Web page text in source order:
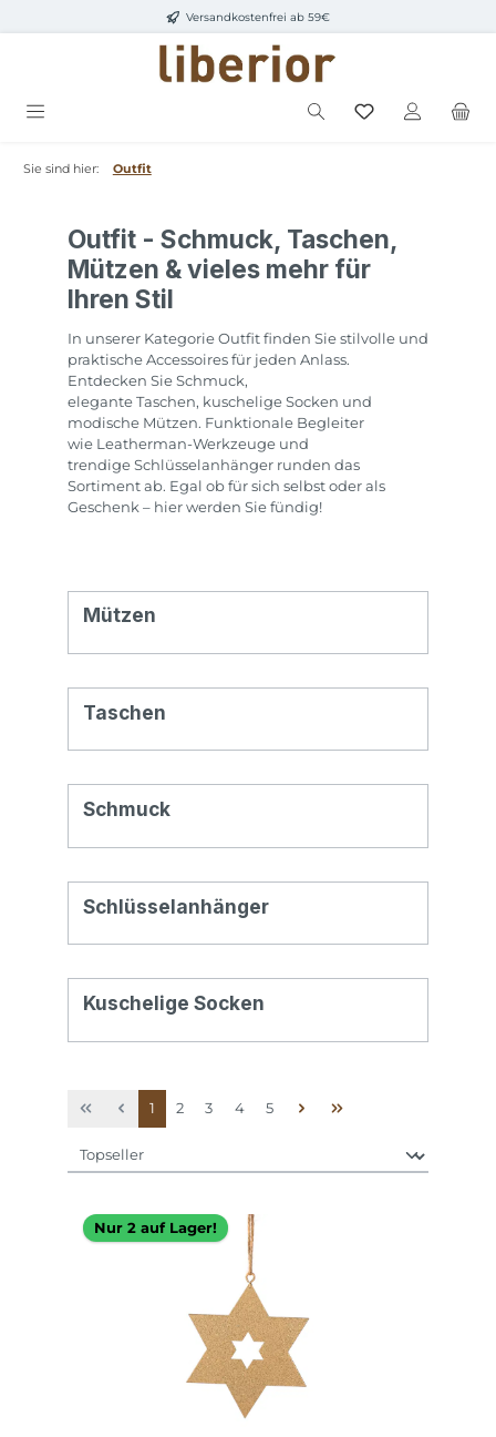
Zum Hauptinhalt springenVersandkostenfrei ab 59€
Sie sind hier: Outfit
Outfit - Schmuck, Taschen,
Mützen & vieles mehr für
Ihren Stil
In unserer Kategorie Outfit finden Sie stilvolle und
praktische Accessoires für jeden Anlass.
Entdecken Sie Schmuck,
elegante Taschen, kuschelige Socken und
modische Mützen. Funktionale Begleiter
wie Leatherman-Werkzeuge und
trendige Schlüsselanhänger runden das
Sortiment ab. Egal ob für sich selbst oder als
Geschenk – hier werden Sie fündig!
Mützen
Taschen
Schmuck
Schlüsselanhänger
Kuschelige Socken
Seite
1 Seite
2 Seite
3 Seite
4 Seite
5
Nur 2 auf Lager!